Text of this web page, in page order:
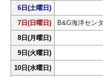
6日 (土曜日)
7日 (日曜日)
B&G海洋セン
8日 (月曜日)
9日 (火曜日)
10日 (水曜日)